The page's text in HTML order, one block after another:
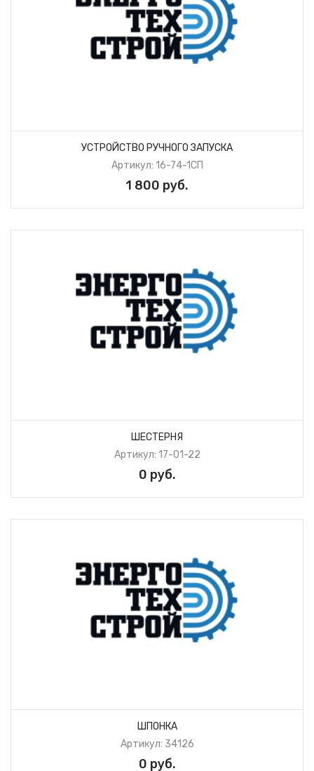
УСТРОЙСТВО РУЧНОГО ЗАПУСКА
Артикул: 16-74-1СП
1 800 руб.
ШЕСТЕРНЯ
Артикул: 17-01-22
0 руб.
ШПОНКА
Артикул: 34126
0 руб.